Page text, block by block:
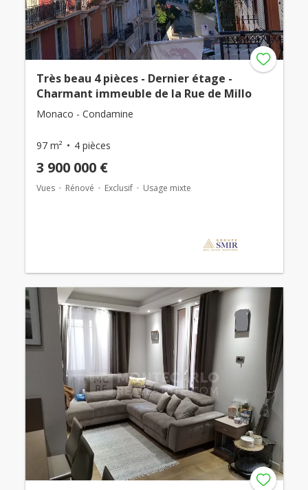
Très beau 4 pièces - Dernier étage -
Charmant immeuble de la Rue de Millo
Monaco - Condamine
97 m² 4 pièces
3 900 000 €
Vues Rénové Exclusif Usage mixte